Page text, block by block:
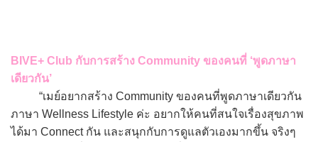
BIVE+ Club กับการสร้าง Community ของคนที่ ‘พูดภาษา
เดียวกัน’
“เมย์อยากสร้าง Community ของคนที่พูดภาษาเดียวกัน
ภาษา Wellness Lifestyle ค่ะ อยากให้คนที่สนใจเรื่องสุขภาพ
ได้มา Connect กัน และสนุกกับการดูแลตัวเองมากขึ้น จริงๆ